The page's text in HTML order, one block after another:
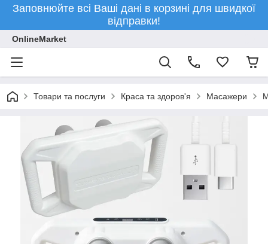
Заповнюйте всі Ваші дані в корзині для швидкої
відправки!
OnlineMarket
Товари та послуги Краса та здоров'я Масажери